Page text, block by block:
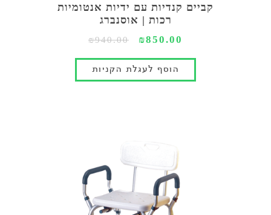
קביים קנדיות עם ידיות אנטומיות
רכות | אוסנברג
₪850.00
₪940.00